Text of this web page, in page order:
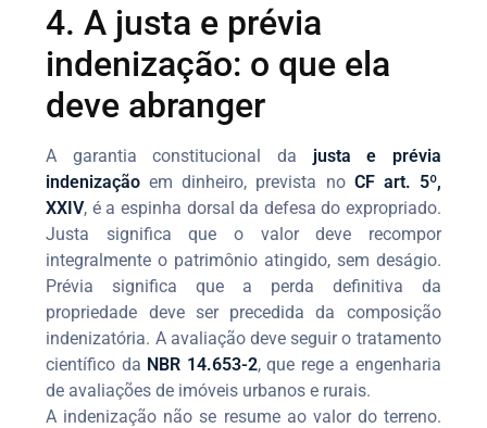
4. A justa e prévia
indenização: o que ela
deve abranger
A garantia constitucional da justa e prévia
indenização em dinheiro, prevista no CF art. 5º,
XXIV, é a espinha dorsal da defesa do expropriado.
Justa significa que o valor deve recompor
integralmente o patrimônio atingido, sem deságio.
Prévia significa que a perda definitiva da
propriedade deve ser precedida da composição
indenizatória. A avaliação deve seguir o tratamento
científico da NBR 14.653-2, que rege a engenharia
de avaliações de imóveis urbanos e rurais.
A indenização não se resume ao valor do terreno.